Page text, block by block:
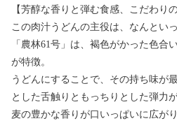
【芳醇な香りと弾む食感、こだわりの
この肉汁うどんの主役は、なんとい
「農林61号」は、褐色がかった色合
が特徴。
うどんにすることで、その持ち味が
とした舌触りともっちりとした弾力
麦の豊かな香りが口いっぱいに広が